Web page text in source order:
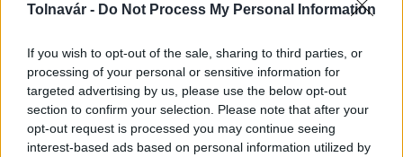
Tolnavár - Do Not Process My Personal Information
If you wish to opt-out of the sale, sharing to third parties, or
processing of your personal or sensitive information for
targeted advertising by us, please use the below opt-out
section to confirm your selection. Please note that after your
opt-out request is processed you may continue seeing
interest-based ads based on personal information utilized by